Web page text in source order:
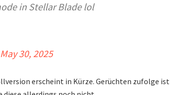
in Stellar Blade lol
May 30, 2025
erscheint in Kürze. Gerüchten zufolge ist